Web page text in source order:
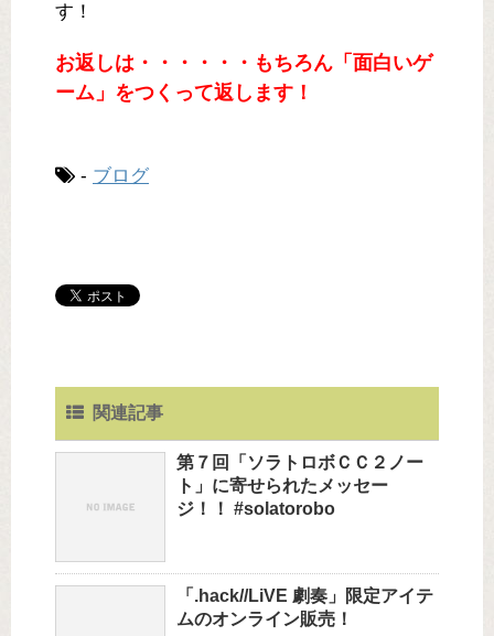
す！
お返しは・・・・・・もちろん「面白いゲ
ーム」をつくって返します！
- ブログ
関連記事
第７回「ソラトロボＣＣ２ノー
ト」に寄せられたメッセー
ジ！！ #solatorobo
「.hack//LiVE 劇奏」限定アイテ
ムのオンライン販売！